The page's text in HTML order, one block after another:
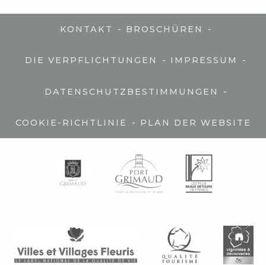
KONTAKT - BROSCHÜREN -
DIE VERPFLICHTUNGEN - IMPRESSUM -
DATENSCHUTZBESTIMMUNGEN -
COOKIE-RICHTLINIE - PLAN DER WEBSITE